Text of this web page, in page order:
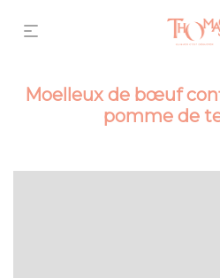
Moelleux de bœuf
pomme de